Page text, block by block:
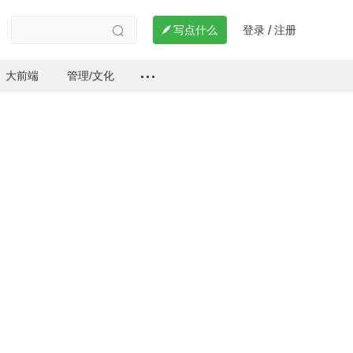
  写点什么 登录 / 注册
大前端 管理/文化